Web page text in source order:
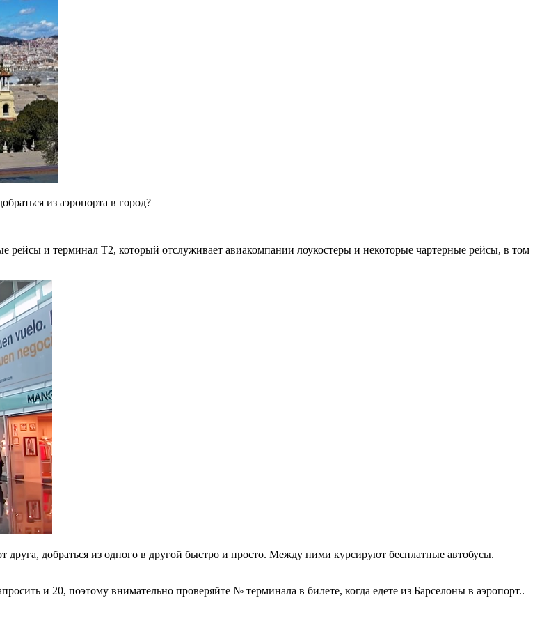
из аэропорта в город?
и терминал Т2, который отслуживает авиакомпании лоукостеры и некоторые чартерные рейсы, в том
добраться из одного в другой быстро и просто. Между ними курсируют бесплатные автобусы.
и 20, поэтому внимательно проверяйте № терминала в билете, когда едете из Барселоны в аэропорт..